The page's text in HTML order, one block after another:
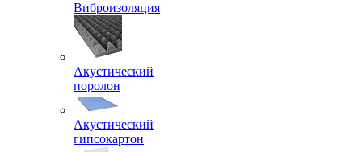
Виброизоляция
Акустический
поролон
Акустический
гипсокартон